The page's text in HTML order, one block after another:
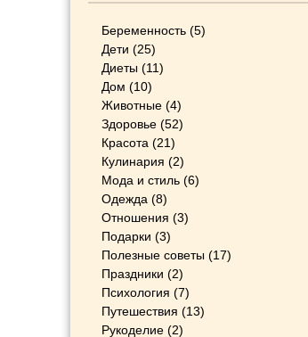
Беременность (5)
Дети (25)
Диеты (11)
Дом (10)
Животные (4)
Здоровье (52)
Красота (21)
Кулинария (2)
Мода и стиль (6)
Одежда (8)
Отношения (3)
Подарки (3)
Полезные советы (17)
Праздники (2)
Психология (7)
Путешествия (13)
Рукоделие (2)